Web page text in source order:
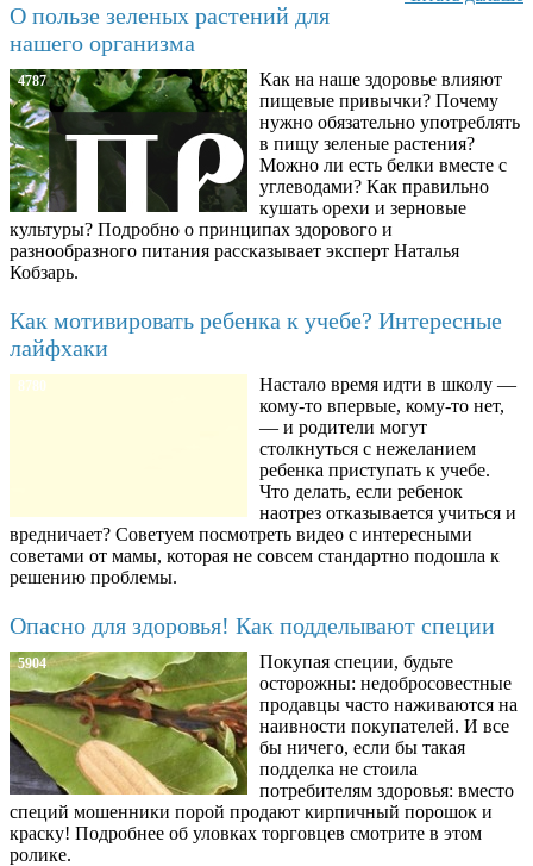
О пользе зеленых растений для
нашего организма
4787
Как на наше здоровье влияют
пищевые привычки? Почему
нужно обязательно употреблять
в пищу зеленые растения?
Можно ли есть белки вместе с
углеводами? Как правильно
кушать орехи и зерновые
культуры? Подробно о принципах здорового и
разнообразного питания рассказывает эксперт Наталья
Кобзарь.
Как мотивировать ребенка к учебе? Интересные
лайфхаки
8780
Настало время идти в школу —
кому-то впервые, кому-то нет,
— и родители могут
столкнуться с нежеланием
ребенка приступать к учебе.
Что делать, если ребенок
наотрез отказывается учиться и
вредничает? Советуем посмотреть видео с интересными
советами от мамы, которая не совсем стандартно подошла к
решению проблемы.
Опасно для здоровья! Как подделывают специи
5904
Покупая специи, будьте
осторожны: недобросовестные
продавцы часто наживаются на
наивности покупателей. И все
бы ничего, если бы такая
подделка не стоила
потребителям здоровья: вместо
специй мошенники порой продают кирпичный порошок и
краску! Подробнее об уловках торговцев смотрите в этом
ролике.